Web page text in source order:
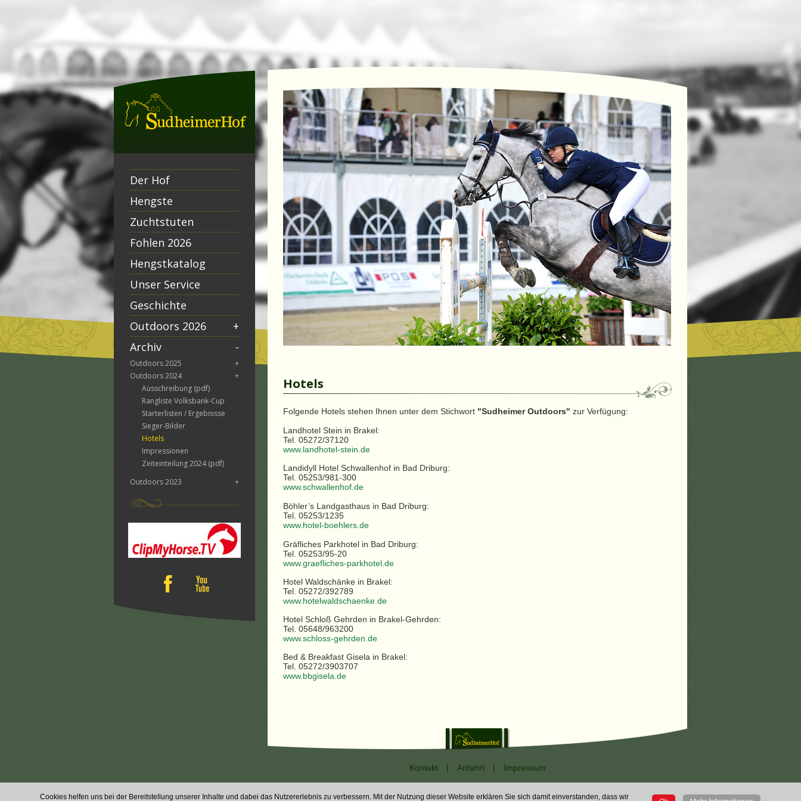
Cookies helfen uns bei der Bereitstellung unserer Inhalte und dabei das Nutzererlebnis zu verbessern. Mit der Nutzung dieser Website erklären Sie sich damit einverstanden, dass wir
Der Hof
Hengste
Zuchtstuten
Fohlen 2026
Hengstkatalog
Unser Service
Geschichte
Outdoors 2026
+
Archiv
-
Outdoors 2025
+
Outdoors 2024
+
Ausschreibung (pdf)
Rangliste Volksbank-Cup
Starterlisten / Ergebnisse
Sieger-Bilder
Hotels
Impressionen
Zeiteinteilung 2024 (pdf)
Outdoors 2023
+
Hotels
Folgende Hotels stehen Ihnen unter dem Stichwort "Sudheimer Outdoors" zur Verfügung:
Landhotel Stein in Brakel:
Tel. 05272/37120
www.landhotel-stein.de
Landidyll Hotel Schwallenhof in Bad Driburg:
Tel. 05253/981-300
www.schwallenhof.de
Böhler’s Landgasthaus in Bad Driburg:
Tel. 05253/1235
www.hotel-boehlers.de
Gräfliches Parkhotel in Bad Driburg:
Tel. 05253/95-20
www.graefliches-parkhotel.de
Hotel Waldschänke in Brakel:
Tel. 05272/392789
www.hotelwaldschaenke.de
Hotel Schloß Gehrden in Brakel-Gehrden:
Tel. 05648/963200
www.schloss-gehrden.de
Bed & Breakfast Gisela in Brakel:
Tel. 05272/3903707
www.bbgisela.de
Kontakt | Anfahrt | Impressum